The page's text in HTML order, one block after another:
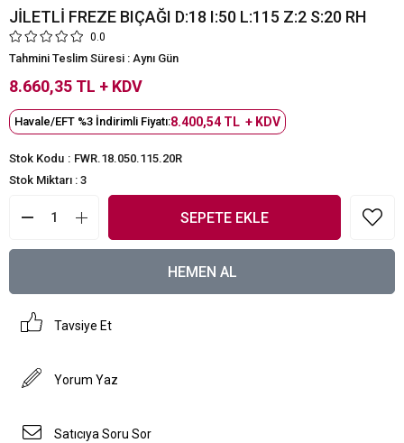
JİLETLİ FREZE BIÇAĞI D:18 I:50 L:115 Z:2 S:20 RH
0.0
Tahmini Teslim Süresi : Aynı Gün
8.660,35 TL + KDV
Havale/EFT %3 İndirimli Fiyatı:8.400,54 TL + KDV
Stok Kodu
FWR.18.050.115.20R
Stok Miktarı : 3
Tavsiye Et
Yorum Yaz
Satıcıya Soru Sor